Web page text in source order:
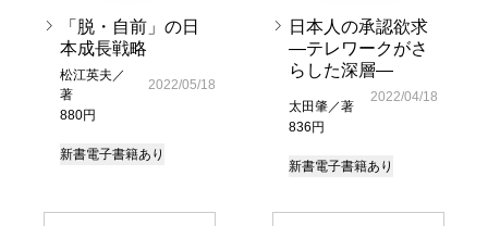
「脱・自前」の日
本成長戦略
松江英夫／
著
880円
2022/05/18
新書電子書籍あり
日本人の承認欲求
―テレワークがさ
らした深層―
太田肇／著
836円
2022/04/18
新書電子書籍あり